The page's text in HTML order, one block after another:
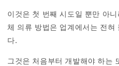
이것은 첫 번째 시도일 뿐만 아
체 의류 방법은 업계에서는 전혀
다.
그것은 처음부터 개발해야 하는